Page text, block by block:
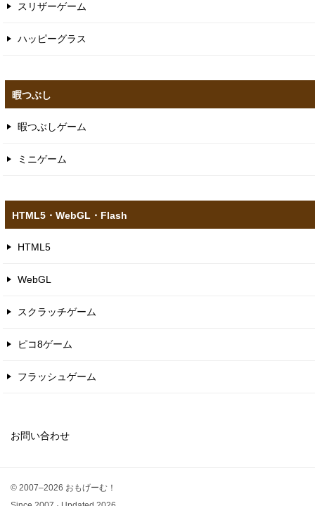
スリザーゲーム
ハッピーグラス
暇つぶし
暇つぶしゲーム
ミニゲーム
HTML5​・WebGL​・Flash
HTML5
WebGL
スクラッチゲーム
ピコ8ゲーム
フラッシュゲーム
お問い合わせ
© 2007–2026 おもげーむ！